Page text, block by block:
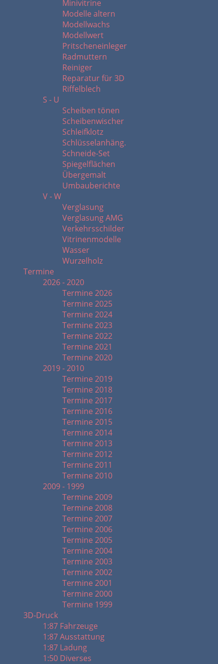
Minivitrine
Modelle altern
Modellwachs
Modellwert
Pritscheneinleger
Radmuttern
Reiniger
Reparatur für 3D
Riffelblech
S - U
Scheiben tönen
Scheibenwischer
Schleifklotz
Schlüsselanhäng.
Schneide-Set
Spiegelflächen
Übergemalt
Umbauberichte
V - W
Verglasung
Verglasung AMG
Verkehrsschilder
Vitrinenmodelle
Wasser
Wurzelholz
Termine
2026 - 2020
Termine 2026
Termine 2025
Termine 2024
Termine 2023
Termine 2022
Termine 2021
Termine 2020
2019 - 2010
Termine 2019
Termine 2018
Termine 2017
Termine 2016
Termine 2015
Termine 2014
Termine 2013
Termine 2012
Termine 2011
Termine 2010
2009 - 1999
Termine 2009
Termine 2008
Termine 2007
Termine 2006
Termine 2005
Termine 2004
Termine 2003
Termine 2002
Termine 2001
Termine 2000
Termine 1999
3D-Druck
1:87 Fahrzeuge
1:87 Ausstattung
1:87 Ladung
1:50 Diverses